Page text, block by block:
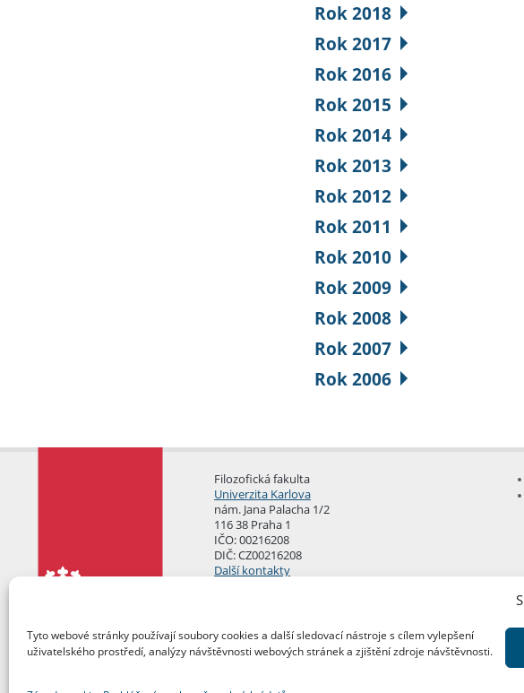
Tyto webové stránky používají soubory cookies a další sledovací nástroje s cílem vylepšení
uživatelského prostředí, analýzy návštěvnosti webových stránek a zjištění zdroje návštěvnosti.
Rok 2018
Rok 2017
Rok 2016
Rok 2015
Rok 2014
Rok 2013
Rok 2012
Rok 2011
Rok 2010
Rok 2009
Rok 2008
Rok 2007
Rok 2006
Filozofická fakulta
Univerzita Karlova
nám. Jana Palacha 1/2
116 38 Praha 1
IČO: 00216208
DIČ: CZ00216208
Další kontakty